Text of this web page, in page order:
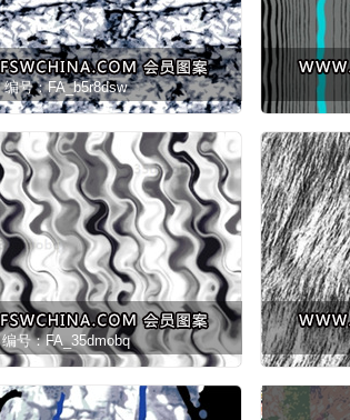
编号：FA_b5r8dsw
编号：FA_35dmobq